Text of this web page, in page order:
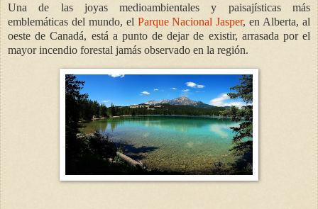
Una de las joyas medioambientales y paisajísticas más
emblemáticas del mundo, el Parque Nacional Jasper, en Alberta, al
oeste de Canadá, está a punto de dejar de existir, arrasada por el
mayor incendio forestal jamás observado en la región.